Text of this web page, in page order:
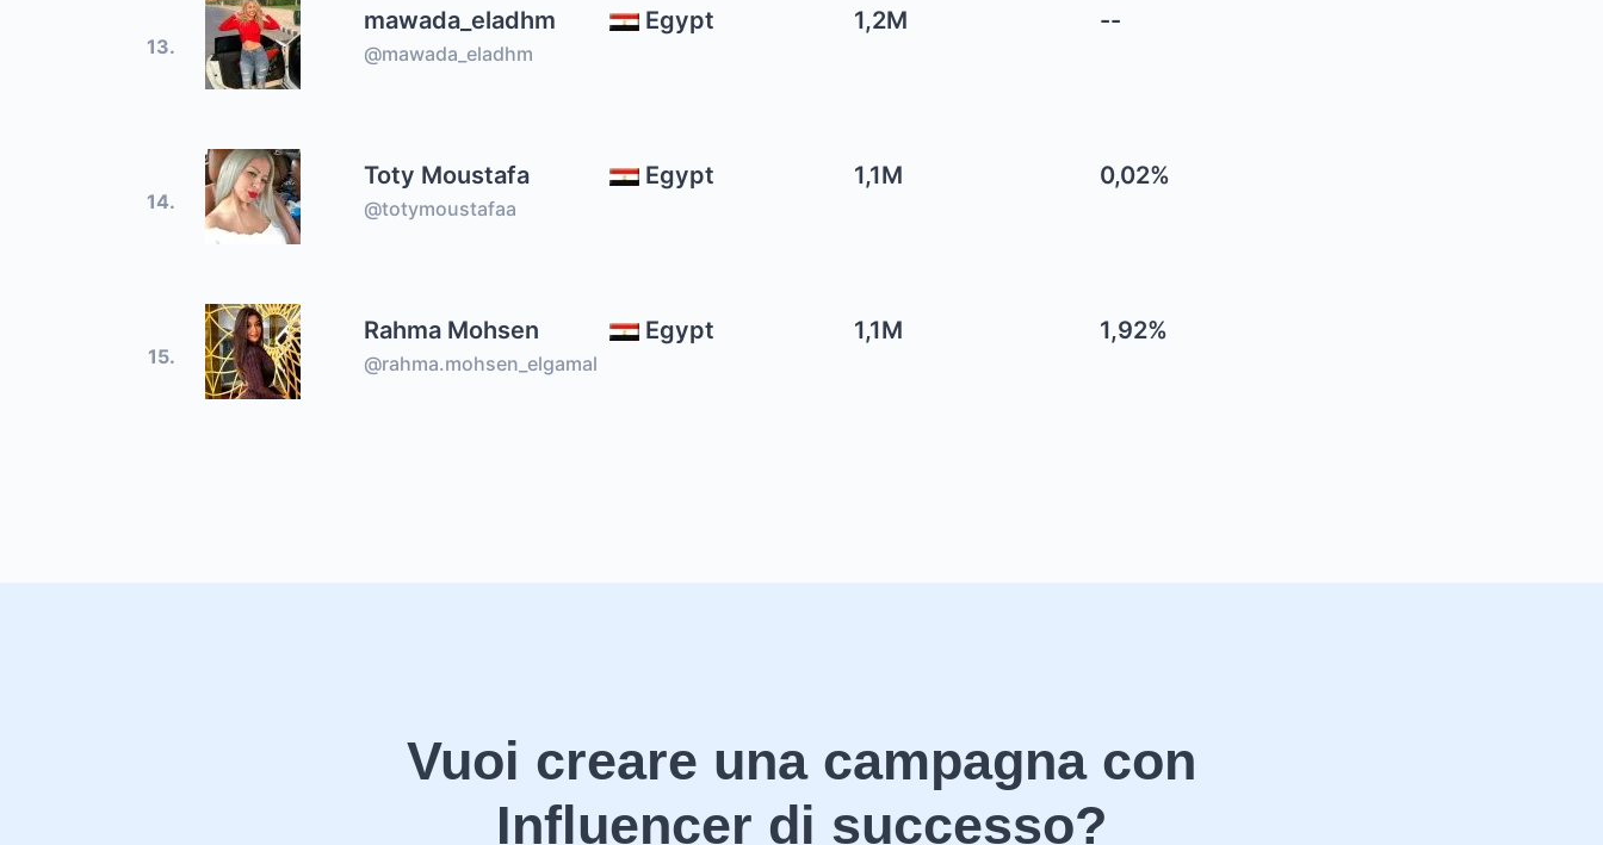
13.
mawada_eladhm
@mawada_eladhm
Egypt 1,2M --
14.
Toty Moustafa
@totymoustafaa
Egypt 1,1M 0,02%
15.
Rahma Mohsen
@rahma.mohsen_elgamal
Egypt 1,1M 1,92%
Vuoi creare una campagna con
Influencer di successo?